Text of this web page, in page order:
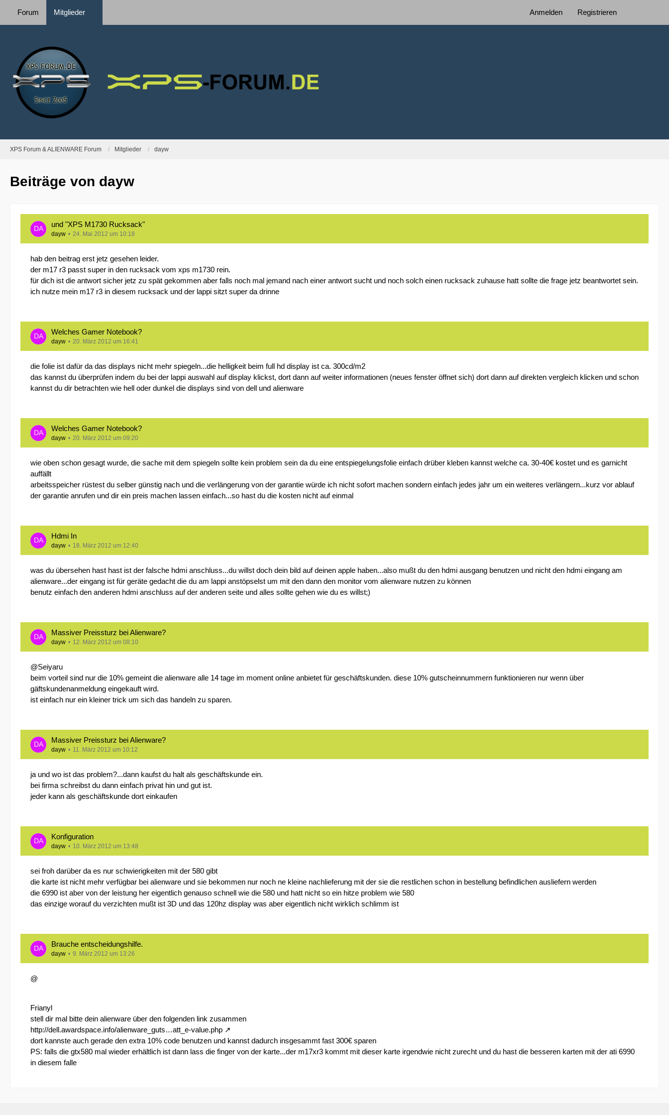
Forum Mitglieder Anmelden Registrieren
XPS Forum & ALIENWARE Forum Mitglieder dayw
Beiträge von dayw
und "XPS M1730 Rucksack"
dayw 24. Mai 2012 um 10:18
hab den beitrag erst jetz gesehen leider.
der m17 r3 passt super in den rucksack vom xps m1730 rein.
für dich ist die antwort sicher jetz zu spät gekommen aber falls noch mal jemand nach einer antwort sucht und noch solch einen rucksack zuhause hatt sollte die frage jetz beantwortet sein.
ich nutze mein m17 r3 in diesem rucksack und der lappi sitzt super da drinne
Welches Gamer Notebook?
dayw 20. März 2012 um 16:41
die folie ist dafür da das displays nicht mehr spiegeln...die helligkeit beim full hd display ist ca. 300cd/m2
das kannst du überprüfen indem du bei der lappi auswahl auf display klickst, dort dann auf weiter informationen (neues fenster öffnet sich) dort dann auf direkten vergleich klicken und schon
kannst du dir betrachten wie hell oder dunkel die displays sind von dell und alienware
Welches Gamer Notebook?
dayw 20. März 2012 um 09:20
wie oben schon gesagt wurde, die sache mit dem spiegeln sollte kein problem sein da du eine entspiegelungsfolie einfach drüber kleben kannst welche ca. 30-40€ kostet und es garnicht
auffällt
arbeitsspeicher rüstest du selber günstig nach und die verlängerung von der garantie würde ich nicht sofort machen sondern einfach jedes jahr um ein weiteres verlängern...kurz vor ablauf
der garantie anrufen und dir ein preis machen lassen einfach...so hast du die kosten nicht auf einmal
Hdmi In
dayw 18. März 2012 um 12:40
was du übersehen hast hast ist der falsche hdmi anschluss...du willst doch dein bild auf deinen apple haben...also mußt du den hdmi ausgang benutzen und nicht den hdmi eingang am
alienware...der eingang ist für geräte gedacht die du am lappi anstöpselst um mit den dann den monitor vom alienware nutzen zu können
benutz einfach den anderen hdmi anschluss auf der anderen seite und alles sollte gehen wie du es willst;)
Massiver Preissturz bei Alienware?
dayw 12. März 2012 um 08:10
@Seiyaru
beim vorteil sind nur die 10% gemeint die alienware alle 14 tage im moment online anbietet für geschäftskunden. diese 10% gutscheinnummern funktionieren nur wenn über
gäftskundenanmeldung eingekauft wird.
ist einfach nur ein kleiner trick um sich das handeln zu sparen.
Massiver Preissturz bei Alienware?
dayw 11. März 2012 um 10:12
ja und wo ist das problem?...dann kaufst du halt als geschäftskunde ein.
bei firma schreibst du dann einfach privat hin und gut ist.
jeder kann als geschäftskunde dort einkaufen
Konfiguration
dayw 10. März 2012 um 13:48
sei froh darüber da es nur schwierigkeiten mit der 580 gibt
die karte ist nicht mehr verfügbar bei alienware und sie bekommen nur noch ne kleine nachlieferung mit der sie die restlichen schon in bestellung befindlichen ausliefern werden
die 6990 ist aber von der leistung her eigentlich genauso schnell wie die 580 und hatt nicht so ein hitze problem wie 580
das einzige worauf du verzichten mußt ist 3D und das 120hz display was aber eigentlich nicht wirklich schlimm ist
Brauche entscheidungshilfe.
dayw 9. März 2012 um 13:26
@
Frianyl
stell dir mal bitte dein alienware über den folgenden link zusammen
http://dell.awardspace.info/alienware_guts…att_e-value.php
dort kannste auch gerade den extra 10% code benutzen und kannst dadurch insgesammt fast 300€ sparen
PS: falls die gtx580 mal wieder erhältlich ist dann lass die finger von der karte...der m17xr3 kommt mit dieser karte irgendwie nicht zurecht und du hast die besseren karten mit der ati 6990
in diesem falle